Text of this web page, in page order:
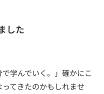
した
学んでいく。」確かにこ
てきたのかもしれませ